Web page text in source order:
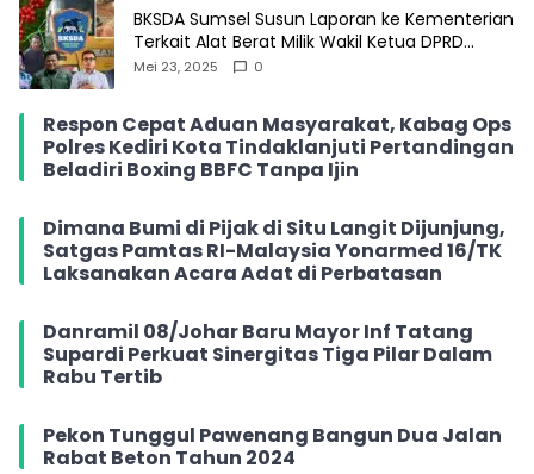
BKSDA Sumsel Susun Laporan ke Kementerian
Terkait Alat Berat Milik Wakil Ketua DPRD
Lampung Barat di Kawasan SM Gunung Raya
Mei 23, 2025 0
Respon Cepat Aduan Masyarakat, Kabag Ops
Polres Kediri Kota Tindaklanjuti Pertandingan
Beladiri Boxing BBFC Tanpa Ijin
Dimana Bumi di Pijak di Situ Langit Dijunjung,
Satgas Pamtas RI-Malaysia Yonarmed 16/TK
Laksanakan Acara Adat di Perbatasan
Danramil 08/Johar Baru Mayor Inf Tatang
Supardi Perkuat Sinergitas Tiga Pilar Dalam
Rabu Tertib
Pekon Tunggul Pawenang Bangun Dua Jalan
Rabat Beton Tahun 2024